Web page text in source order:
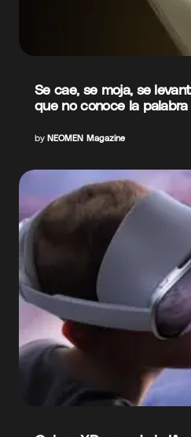
Se cae, se moja, se
que no conoce la palabra
by NEOMEN Magazine